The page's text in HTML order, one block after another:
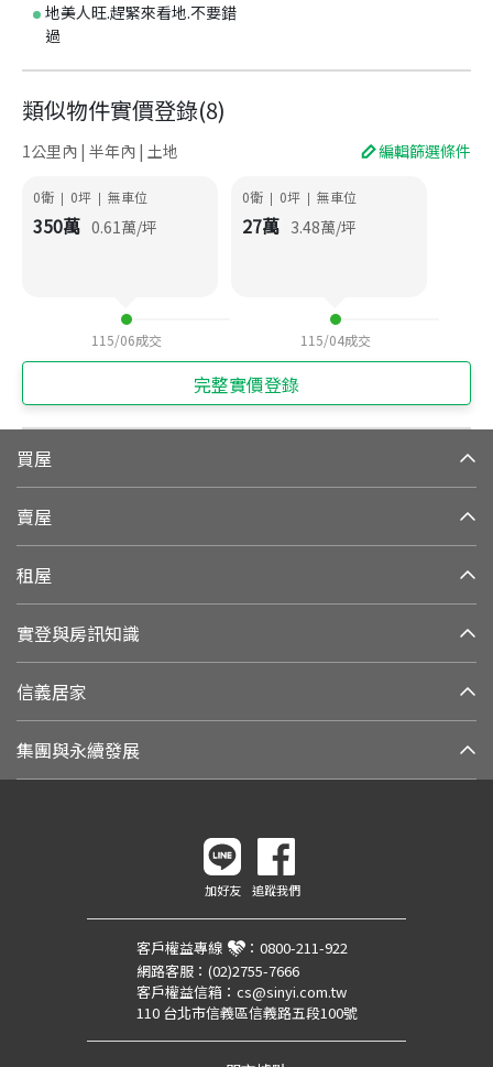
地美人旺.趕緊來看地.不要錯
過
類似物件實價登錄(8)
1公里內 | 半年內 | 土地 編輯篩選條件
0衛 | 0坪 | 無車位
350萬 0.61萬/坪
115/06成交
0衛 | 0坪 | 無車位
27萬 3.48萬/坪
115/04成交
完整實價登錄
買屋
賣屋
租屋
實登與房訊知識
信義居家
集團與永續發展
加好友 追蹤我們
客戶權益專線 ： 0800-211-922
網路客服： (02)2755-7666
客戶權益信箱： cs@sinyi.com.tw
110 台北市信義區信義路五段100號